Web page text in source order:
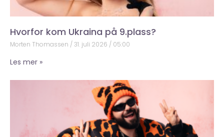
Hvorfor kom Ukraina på 9.plass?
Morten Thomassen 31. juli 2026 05:00
Les mer »